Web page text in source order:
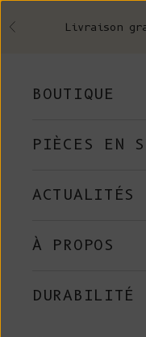
Précédent Livraison
BOUTIQUE
PIÈCES EN
ACTUALITÉS
À PROPOS
DURABILITÉ